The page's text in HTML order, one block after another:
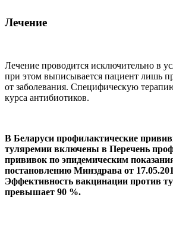
Лечение
Лечение проводится исключительно в
при этом выписывается пациент лишь
от заболевания. Специфическую
курса антибиотиков.
В Беларуси профилактические
туляремии включены в Перечень
прививок по эпидемическим
постановлению Минздрава от
Эффективность вакцинации против
превышает 90 %.